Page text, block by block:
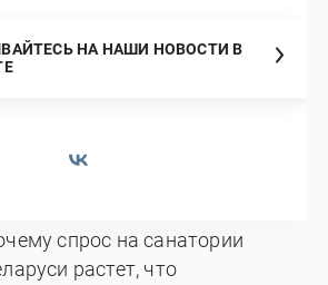
НА НАШИ НОВОСТИ В
спрос на санатории
растет, что